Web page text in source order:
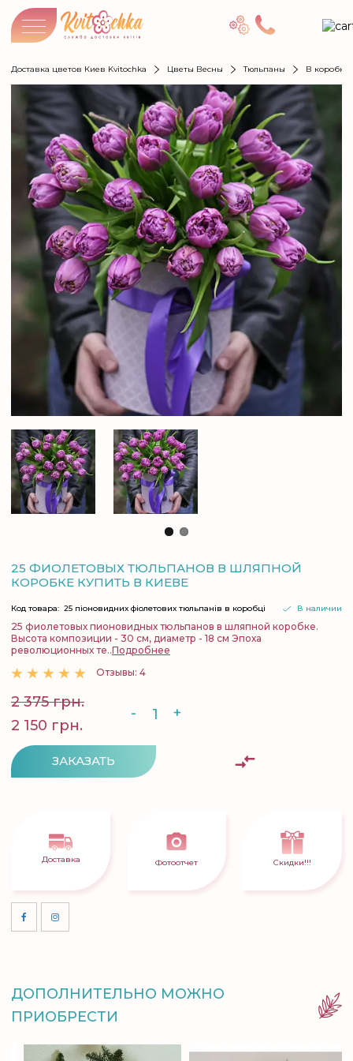
Доставка цветов Киев Kvitochka Цветы Весны Тюльпаны В коробке
25 ФИОЛЕТОВЫХ ТЮЛЬПАНОВ В ШЛЯПНОЙ
КОРОБКЕ КУПИТЬ В КИЕВЕ
В наличии
Код товара: 25 піоновидних фіолетових тюльпанів в коробці
25 фиолетовых пионовидных тюльпанов в шляпной коробке.
Высота композиции - 30 см, диаметр - 18 см Эпоха
революционных те..Подробнее
Отзывы: 4
2 375 грн.
2 150 грн.
- +
ЗАКАЗАТЬ
Доставка Фотоотчет Скидки!!!
ДОПОЛНИТЕЛЬНО МОЖНО
ПРИОБРЕСТИ